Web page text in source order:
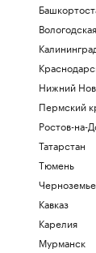
Нижний
Пермский
Ростов-на-
Татарстан
Тюмень
Черноземье
Кавказ
Карелия
Мурманск